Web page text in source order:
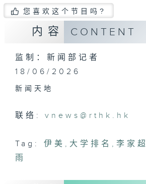
您喜欢这个节目吗?
内容 CONTENT
监制：新闻部记者
18/06/2026
新闻天地
联络:vnews@rthk.hk
Tag: 伊美 , 大学排名 , 李家超
雨